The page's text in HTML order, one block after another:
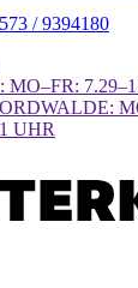
/ 9394180
UHR